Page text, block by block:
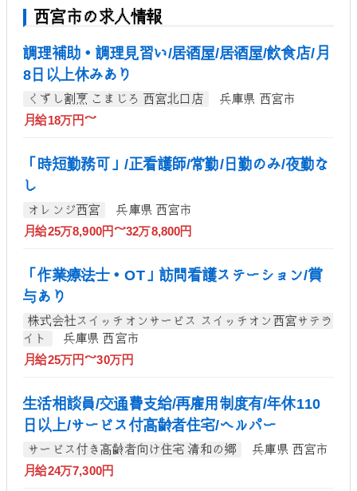
西宮市の求人情報
調理補助・調理見習い/居酒屋/居酒屋/飲食店/月
8日以上休みあり
くずし割烹 こまじろ 西宮北口店
兵庫県 西宮市
月給18万円～
「時短勤務可」/正看護師/常勤/日勤のみ/夜勤な
し
オレンジ西宮
兵庫県 西宮市
月給25万8,900円～32万8,800円
「作業療法士・OT」訪問看護ステーション/賞
与あり
株式会社スイッチオンサービス スイッチオン西宮サテラ
イト
兵庫県 西宮市
月給25万円～30万円
生活相談員/交通費支給/再雇用制度有/年休110
日以上/サービス付高齢者住宅/ヘルパー
サービス付き高齢者向け住宅 清和の郷
兵庫県 西宮市
月給24万7,300円